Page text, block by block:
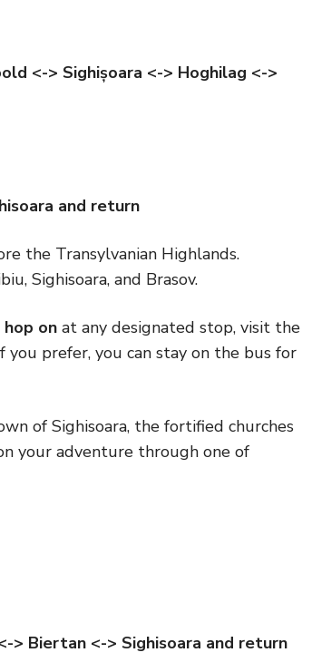
<-> Sighișoara <-> Hoghilag <->
and return
the Transylvanian Highlands.
Sighisoara, and Brasov.
hop on at any designated stop, visit the
you prefer, you can stay on the bus for
of Sighisoara, the fortified churches
your adventure through one of
> Biertan <-> Sighisoara and return